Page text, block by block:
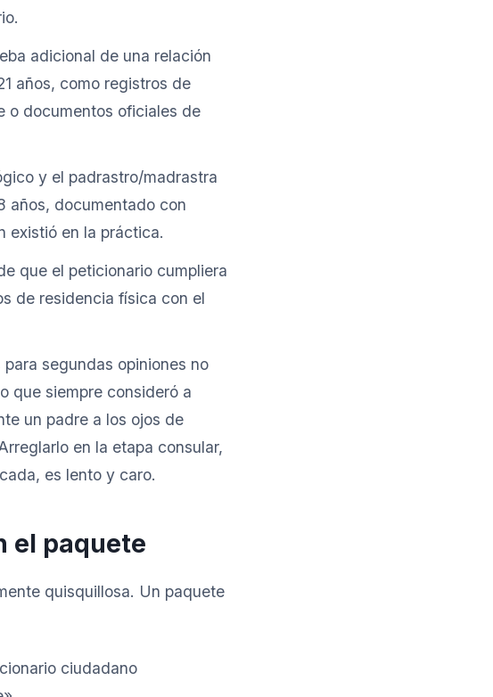
adicional de una relación
años, como registros de
o documentos oficiales de
y el padrastro/madrastra
años, documentado con
existió en la práctica.
que el peticionario cumpliera
de residencia física con el
segundas opiniones no
que siempre consideró a
un padre a los ojos de
en la etapa consular,
es lento y caro.
el paquete
quisquillosa. Un paquete
ciudadano